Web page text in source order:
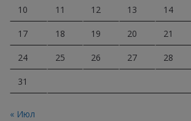
10 11 12 13 14
17 18 19 20 21
24 25 26 27 28
31
« Июл